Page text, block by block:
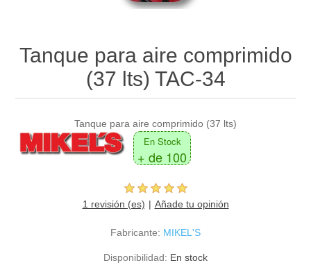
Tanque para aire comprimido
(37 lts) TAC-34
Tanque para aire comprimido (37 lts)
En Stock
+ de 100
1 revisión (es) Añade tu opinión
Fabricante: MIKEL'S
Disponibilidad: En stock